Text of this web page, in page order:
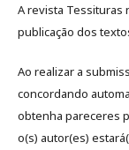
A revista Tessituras
publicação dos
Ao realizar a
concordando
obtenha pareceres
o(s) autor(es)